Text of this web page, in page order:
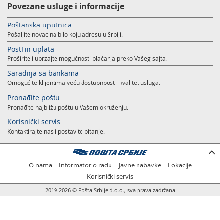
Pravilno adresovanje
Poštanski adresni kod (PAK)
Spisak zabranjenih artikala za uvoz
Punomoćje za uručenje poštanskih pošiljaka
Podrška nagradnim igrama
Sudske taksene marke
Geografski informacioni sistem (GIS)
Povezane usluge i informacije
Poštanska uputnica
Pošaljite novac na bilo koju adresu u Srbiji.
PostFin uplata
Proširite i ubrzajte mogućnosti plaćanja preko Vašeg sajta.
Saradnja sa bankama
Omogućite klijentima veću dostupnpost i kvalitet usluga.
Pronađite poštu
Pronađite najbližu poštu u Vašem okruženju.
Korisnički servis
Kontaktirajte nas i postavite pitanje.
O nama Informator o radu Javne nabavke
Lokacije
Korisnički servis
2019-2026 © Pošta Srbije d.o.o., sva prava zadržana